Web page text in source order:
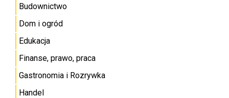
Budownictwo
Dom i ogród
Edukacja
Finanse, prawo, praca
Gastronomia i Rozrywka
Handel